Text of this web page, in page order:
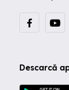
Descarcă